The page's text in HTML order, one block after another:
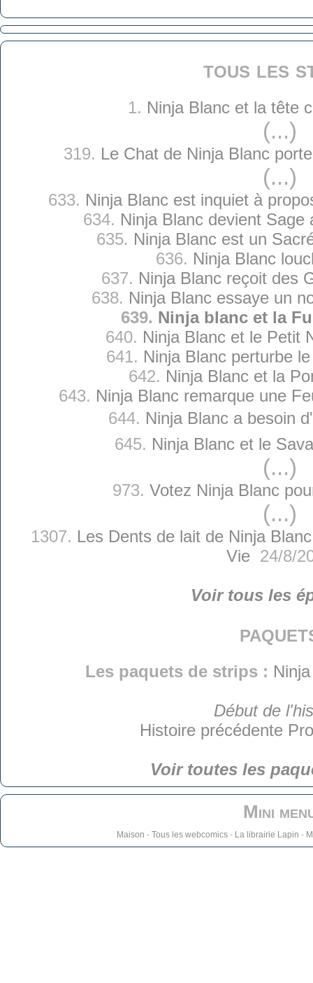
tous les
1. Ninja Blanc et la tête
(...)
319. Le Chat de Ninja Blanc
(...)
633. Ninja Blanc est inquiet à
634. Ninja Blanc devient Sage
635. Ninja Blanc est un
636. Ninja Blanc
637. Ninja Blanc reçoit des
638. Ninja Blanc essaye un
639. Ninja blanc et la
640. Ninja Blanc et le Petit
641. Ninja Blanc perturbe
642. Ninja Blanc et la
643. Ninja Blanc remarque une
644. Ninja Blanc a besoin
645. Ninja Blanc et le
(...)
973. Votez Ninja Blanc
(...)
1307. Les Dents de lait de Ninja
Vie24/8/
Voir tous les
Les paquets de strips :
Début de
Histoire précédente
Voir toutes les
Mini
Maison - Tous les webcomics- La librairie Lapin -